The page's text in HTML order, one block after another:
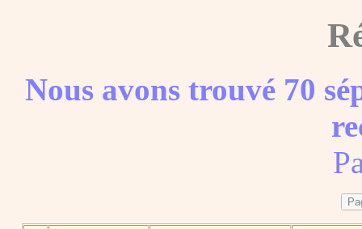
Nous avons trouvé 70